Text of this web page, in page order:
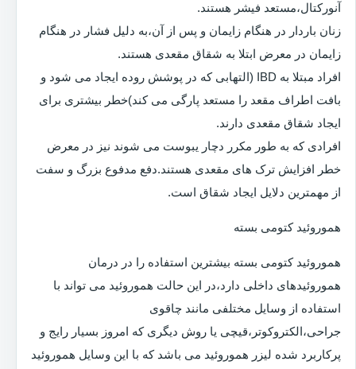
آنورکتال،مستعد فیشر هستند.
زنان باردار در هنگام زایمان و پس از آن،به دلیل فشار در هنگام
زایمان در معرض ابتلا به شقاق مقعدی هستند.
افراد مبتلا به IBD (التهابی که در پوشش روده ایجاد می شود و
بافت اطراف مقعد را مستعد پارگی می کند)خطر بیشتری برای
ایجاد شقاق مقعدی دارند.
افرادی که به طور مکرر دچار یبوست می شوند نیز در معرض
خطر افزایش ترک های مقعدی هستند.دفع مدفوع بزرگ و سفت
از مهمترین دلایل ایجاد شقاق است.
هموروئید کتومی بسته
هموروئید کتومی بسته بیشترین استفاده را در درمان
هموروئیدهای داخلی دارد،در این حالت هموروئید می تواند با
استفاده از وسایل مختلفی مانند چاقوی
جراحی،الکتروکوتر،قیچی یا روش دیگری که امروز بسیار رایج و
پرکاربرد شده لیزر هموروئید می باشد که با این وسایل هموروئید